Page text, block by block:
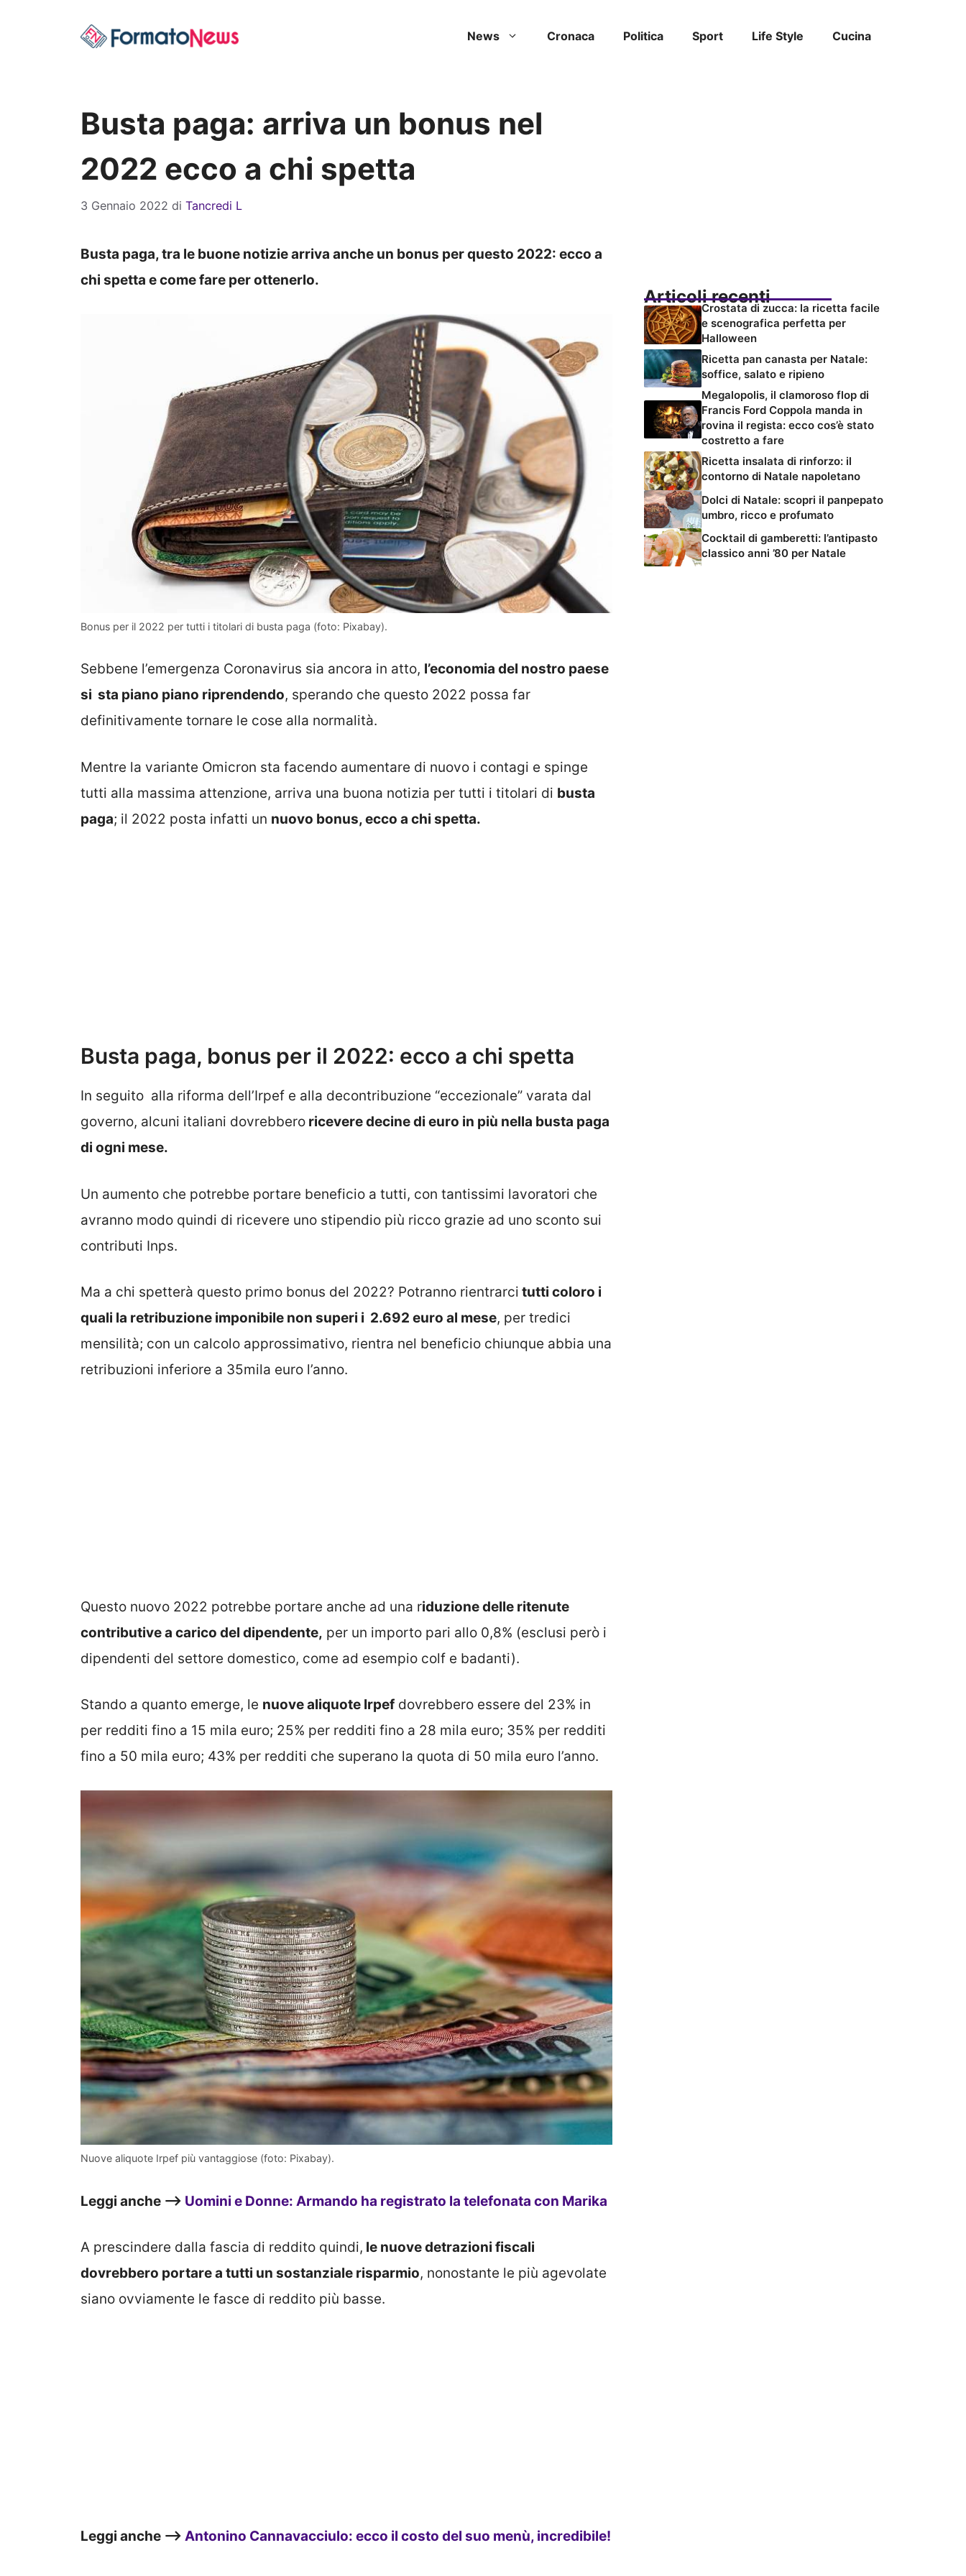
News Cronaca Politica Sport Life Style Cucina
Busta paga: arriva un bonus nel
2022 ecco a chi spetta
3 Gennaio 2022 di Tancredi L
Busta paga, tra le buone notizie arriva anche un bonus per questo 2022: ecco a
chi spetta e come fare per ottenerlo.
Bonus per il 2022 per tutti i titolari di busta paga (foto: Pixabay).
Sebbene l’emergenza Coronavirus sia ancora in atto, l’economia del nostro paese
si sta piano piano riprendendo, sperando che questo 2022 possa far
definitivamente tornare le cose alla normalità.
Mentre la variante Omicron sta facendo aumentare di nuovo i contagi e spinge
tutti alla massima attenzione, arriva una buona notizia per tutti i titolari di busta
paga; il 2022 posta infatti un nuovo bonus, ecco a chi spetta.
Busta paga, bonus per il 2022: ecco a chi spetta
In seguito alla riforma dell’Irpef e alla decontribuzione “eccezionale” varata dal
governo, alcuni italiani dovrebbero ricevere decine di euro in più nella busta paga
di ogni mese.
Un aumento che potrebbe portare beneficio a tutti, con tantissimi lavoratori che
avranno modo quindi di ricevere uno stipendio più ricco grazie ad uno sconto sui
contributi Inps.
Ma a chi spetterà questo primo bonus del 2022? Potranno rientrarci tutti coloro i
quali la retribuzione imponibile non superi i 2.692 euro al mese, per tredici
mensilità; con un calcolo approssimativo, rientra nel beneficio chiunque abbia una
retribuzioni inferiore a 35mila euro l’anno.
Questo nuovo 2022 potrebbe portare anche ad una riduzione delle ritenute
contributive a carico del dipendente, per un importo pari allo 0,8% (esclusi però i
dipendenti del settore domestico, come ad esempio colf e badanti).
Stando a quanto emerge, le nuove aliquote Irpef dovrebbero essere del 23% in
per redditi fino a 15 mila euro; 25% per redditi fino a 28 mila euro; 35% per redditi
fino a 50 mila euro; 43% per redditi che superano la quota di 50 mila euro l’anno.
Nuove aliquote Irpef più vantaggiose (foto: Pixabay).
Leggi anche –> Uomini e Donne: Armando ha registrato la telefonata con Marika
A prescindere dalla fascia di reddito quindi, le nuove detrazioni fiscali
dovrebbero portare a tutti un sostanziale risparmio, nonostante le più agevolate
siano ovviamente le fasce di reddito più basse.
Leggi anche –> Antonino Cannavacciulo: ecco il costo del suo menù, incredibile!
Articoli recenti
Crostata di zucca: la ricetta facile
e scenografica perfetta per
Halloween
Ricetta pan canasta per Natale:
soffice, salato e ripieno
Megalopolis, il clamoroso flop di
Francis Ford Coppola manda in
rovina il regista: ecco cos’è stato
costretto a fare
Ricetta insalata di rinforzo: il
contorno di Natale napoletano
Dolci di Natale: scopri il panpepato
umbro, ricco e profumato
Cocktail di gamberetti: l’antipasto
classico anni ’80 per Natale